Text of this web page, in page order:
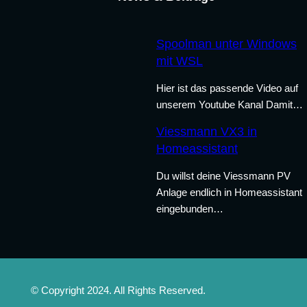
Spoolman unter Windows
mit WSL
Hier ist das passende Video auf
unserem Youtube Kanal Damit…
Viessmann VX3 in
Homeassistant
Du willst deine Viessmann PV
Anlage endlich in Homeassistant
eingebunden…
© Copyright 2024. All Rights Reserved.